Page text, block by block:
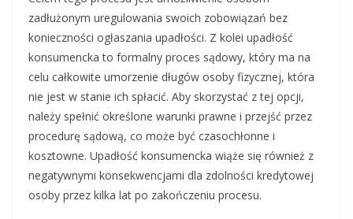
zadłużonym uregulowania swoich zobowiązań bez
konieczności ogłaszania upadłości. Z kolei upadłość
konsumencka to formalny proces sądowy, który ma na
celu całkowite umorzenie długów osoby fizycznej, która
nie jest w stanie ich spłacić. Aby skorzystać z tej opcji,
należy spełnić określone warunki prawne i przejść przez
procedurę sądową, co może być czasochłonne i
kosztowne. Upadłość konsumencka wiąże się również z
negatywnymi konsekwencjami dla zdolności kredytowej
osoby przez kilka lat po zakończeniu procesu.